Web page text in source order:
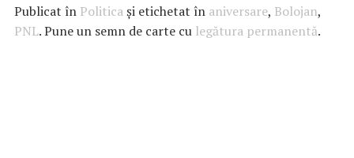
e
b
at
s
it
te
k
e
ai
l
se
n
p
y
Publicat în Politicași etichetat în aniversare, Bolojan,
PNL. Pune un semn de carte cu legătura permanentă.